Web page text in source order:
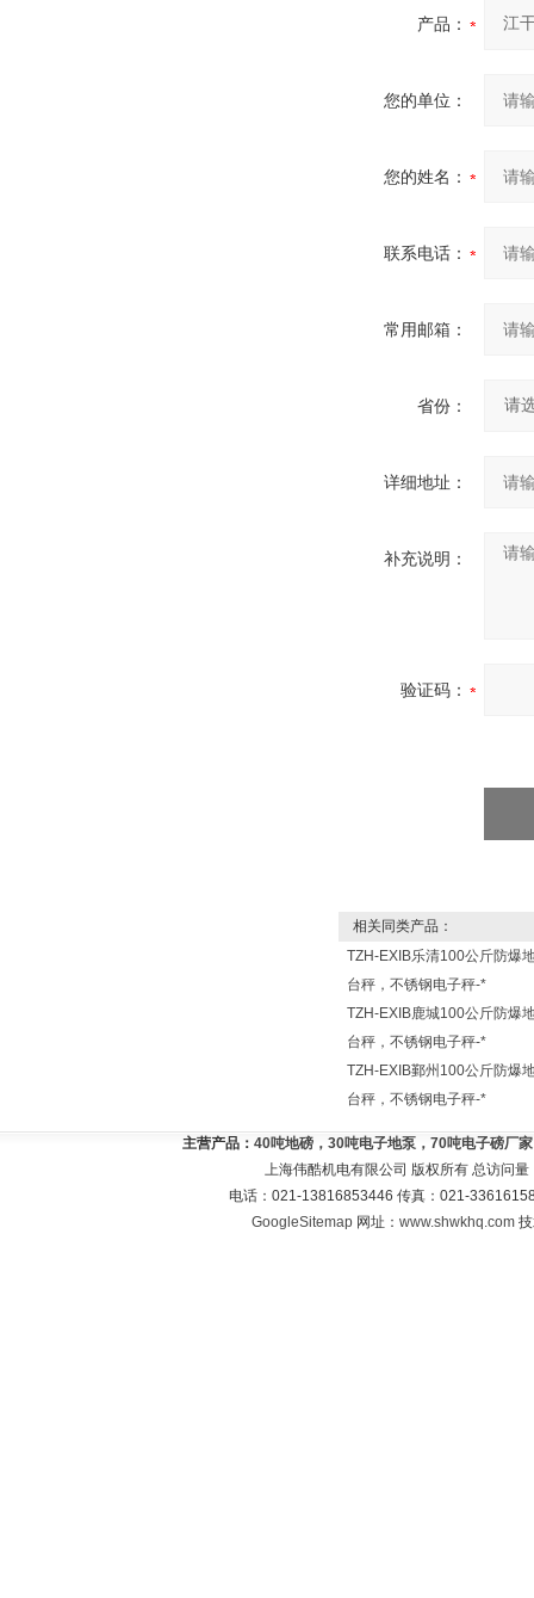
产品：
您的单位：
您的姓名：
联系电话：
常用邮箱：
省份：
详细地址：
补充说明：
验证码：
相关同类产品：
TZH-EXIB乐清100公斤防爆
台秤，不锈钢电子秤-*
TZH-EXIB鹿城100公斤防爆
台秤，不锈钢电子秤-*
TZH-EXIB鄞州100公斤防爆
台秤，不锈钢电子秤-*
主营产品： 40吨地磅，30吨电子地泵，70吨电子磅厂
上海伟酷机电有限公司 版权所有 总访问量
电话：021-13816853446 传真：021-
GoogleSitemap 网址：www.shwkhq.com